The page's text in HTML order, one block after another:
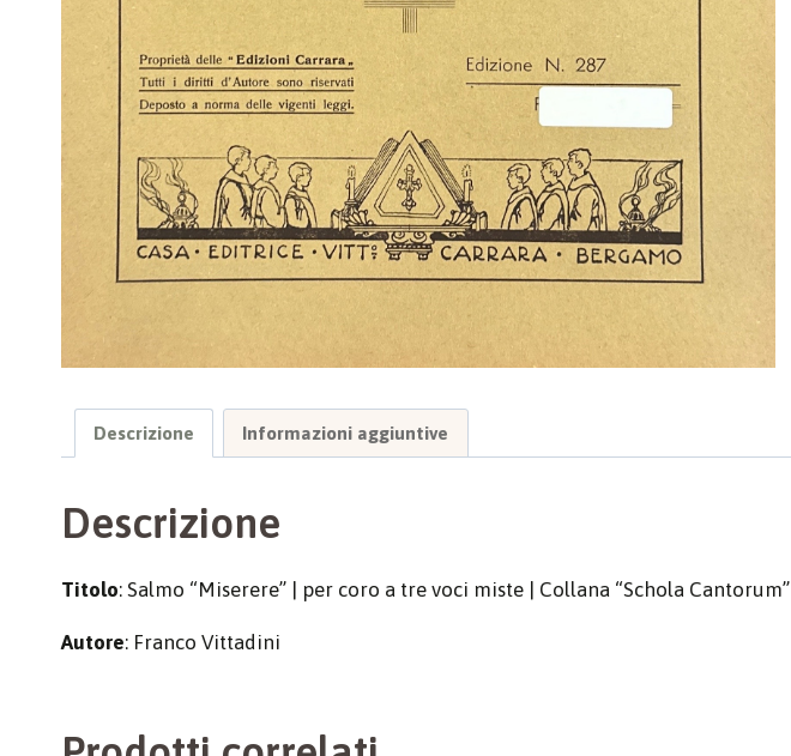
Descrizione Informazioni aggiuntive
Descrizione
Titolo: Salmo “Miserere” | per coro a tre voci miste | Collana “Schola Cantorum”
Autore: Franco Vittadini